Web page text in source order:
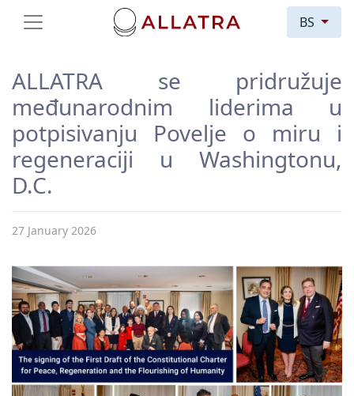
BS
ALLATRA se pridružuje
međunarodnim liderima u
potpisivanju Povelje o miru i
regeneraciji u Washingtonu,
D.C.
27 January 2026